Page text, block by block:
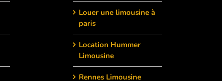
Louer une limousine à
paris
Location Hummer
Limousine
Rennes Limousine